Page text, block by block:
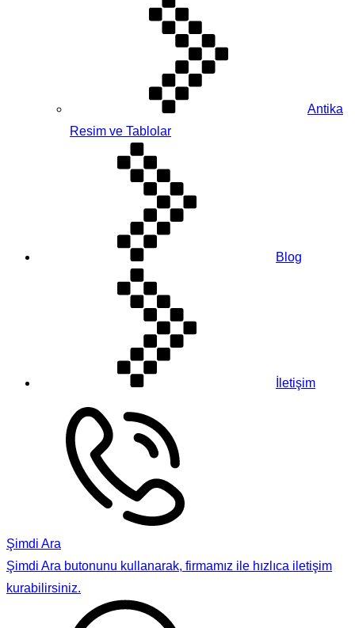
Antika
Resim ve Tablolar
Blog
İletişim
Şimdi Ara
Şimdi Ara butonunu kullanarak, firmamız ile hızlıca iletişim
kurabilirsiniz.